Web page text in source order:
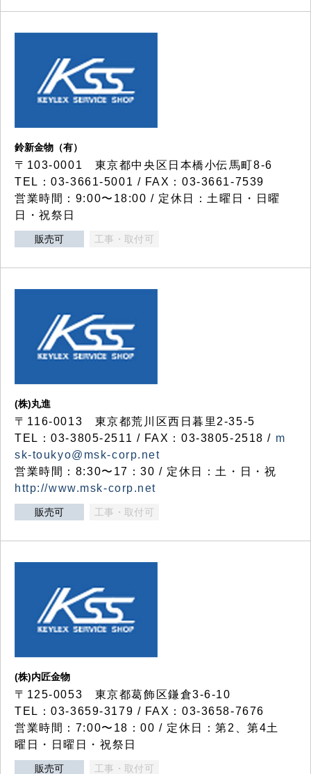
鈴新金物（有）
〒103-0001 東京都中央区日本橋小伝馬町8-6
TEL：03-3661-5001 / FAX：03-3661-7539
営業時間：9:00〜18:00 / 定休日：土曜日・日曜
日・祝祭日
販売可 工事・取付可
(株)丸進
〒116-0013 東京都荒川区西日暮里2-35-5
TEL：03-3805-2511 / FAX：03-3805-2518 / m
sk-toukyo@msk-corp.net
営業時間：8:30〜17：30 / 定休日：土・日・祝
http://www.msk-corp.net
販売可 工事・取付可
(株)内匠金物
〒125-0053 東京都葛飾区鎌倉3-6-10
TEL：03-3659-3179 / FAX：03-3658-7676
営業時間：7:00〜18：00 / 定休日：第2、第4土
曜日・日曜日・祝祭日
販売可 工事・取付可